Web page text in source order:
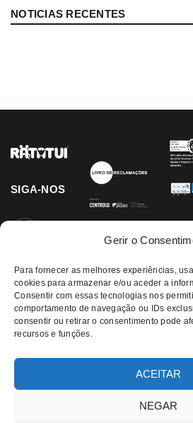
Gerir o
Para fornecer as melhores experiências,
cookies para armazenar e/ou aceder a
Consentir com essas tecnologias nos
comportamento de navegação ou IDs
consentir ou retirar o consentimento pode
recursos e funções.
ACEITAR
NEGAR
NOTICIAS RECENTES
SIGA-NOS